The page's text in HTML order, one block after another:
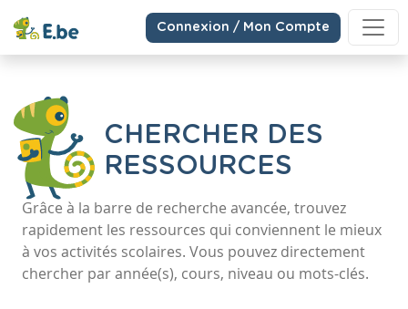
Connexion / Mon Compte
CHERCHER DES
RESSOURCES
Grâce à la barre de recherche avancée, trouvez
rapidement les ressources qui conviennent le mieux
à vos activités scolaires. Vous pouvez directement
chercher par année(s), cours, niveau ou mots-clés.